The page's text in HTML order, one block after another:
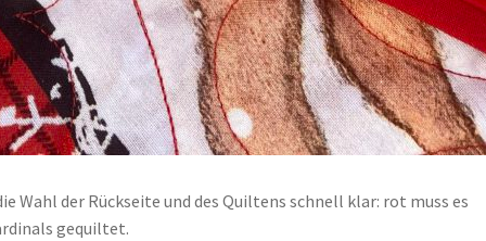
Wahl der Rückseite und des Quiltens schnell klar: rot muss es
gequiltet.